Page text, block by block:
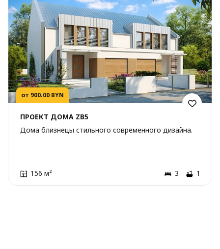
от 900.00 BYN
ПРОЕКТ ДОМА ZB5
Дома близнецы стильного современного дизайна.
156 м² 3 1